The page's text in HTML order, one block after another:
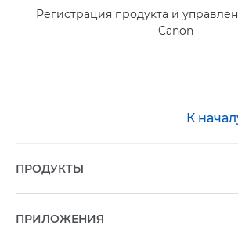
Регистрация продукта и
Canon
К
ПРОДУКТЫ
ПРИЛОЖЕНИЯ